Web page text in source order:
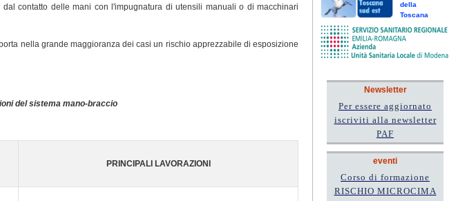
contatto delle mani con l'impugnatura di utensili manuali o di macchinari
nella grande maggioranza dei casi un rischio apprezzabile di esposizione
del sistema mano-braccio
PRINCIPALI LAVORAZIONI
della
Toscana
Newsletter
Per essere aggiornato
iscriviti alla newsletter
PAF
eventi
Corso di formazione
RISCHIO MICROCIMA